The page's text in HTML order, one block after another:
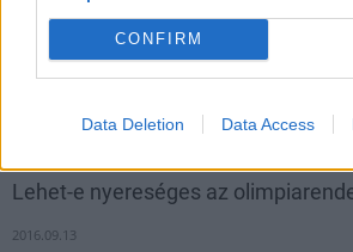
CONFIRM
Data Deletion Data Access
Mégiscsak rendezne olimpiát
2017.10.19
Lehet-e nyereséges az
2016.09.13